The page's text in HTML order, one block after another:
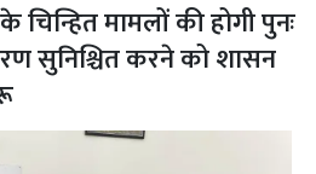
चिन्हित मामलों की होगी पुनः
सुनिश्चित करने को शासन